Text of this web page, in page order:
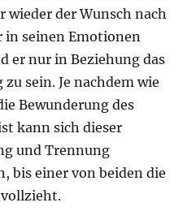
der Wunsch nach
in seinen Emotionen
er nur in Beziehung das
sein. Je nachdem wie
Bewunderung des
kann sich dieser
und Trennung
bis einer von beiden die